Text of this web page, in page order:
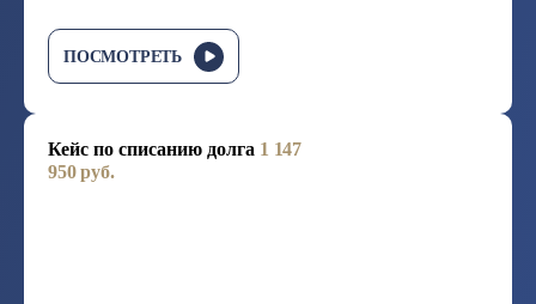
ПОСМОТРЕТЬ
Кейс по списанию долга 1 147
950 руб.